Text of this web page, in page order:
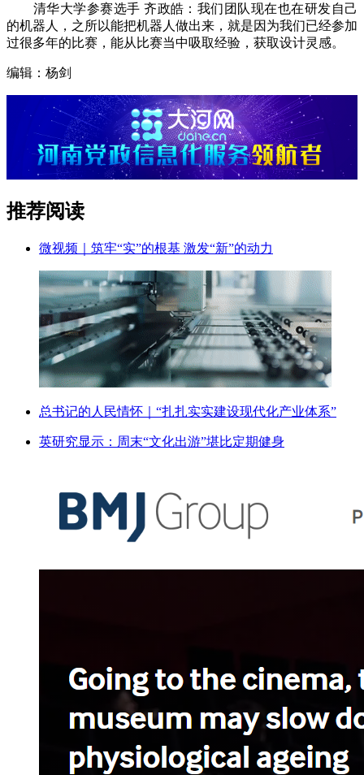
清华大学参赛选手 齐政皓：我们团队现在也在研发自己
的机器人，之所以能把机器人做出来，就是因为我们已经参加
过很多年的比赛，能从比赛当中吸取经验，获取设计灵感。
编辑：杨剑
推荐阅读
微视频｜筑牢“实”的根基 激发“新”的动力
总书记的人民情怀｜“扎扎实实建设现代化产业体系”
英研究显示：周末“文化出游”堪比定期健身